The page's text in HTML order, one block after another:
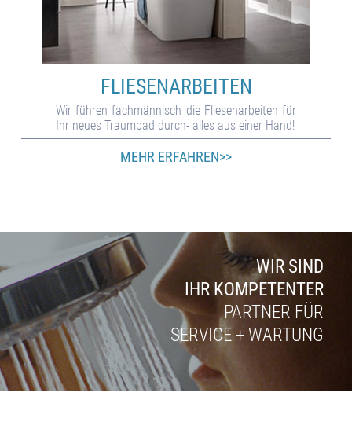
FLIESEN­ARBEITEN
Wir füh­ren fach­männisch die Flie­sen­ar­bei­ten für
Ihr neu­es Traum­bad durch- alles aus ei­ner Hand!
MEHR ERFAHREN>>
WIR SIND
IHR KOMPETENTER
PARTNER FÜR
SERVICE + WARTUNG